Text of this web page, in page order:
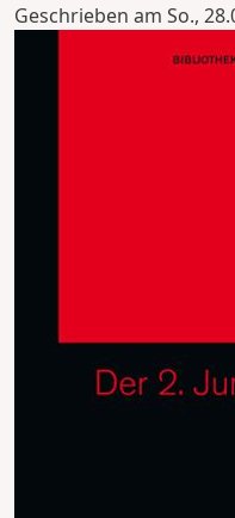
Geschrieben am So.,